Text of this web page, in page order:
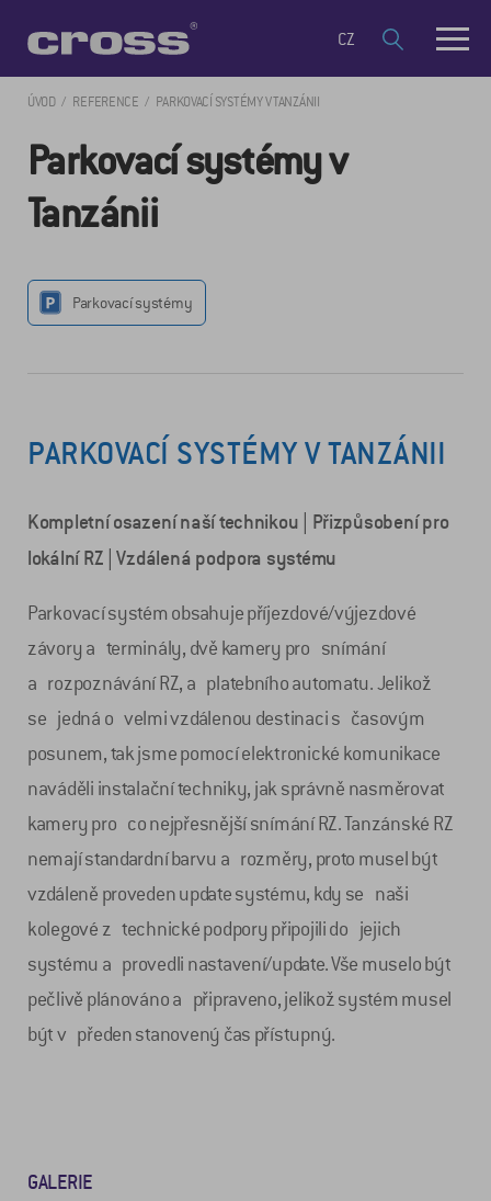
CZ
ÚVOD REFERENCE PARKOVACÍ SYSTÉMY V TANZÁNII
Parkovací systémy v
Tanzánii
Parkovací systémy
PARKOVACÍ SYSTÉMY V TANZÁNII
Kompletní osazení naší technikou | Přizpůsobení pro
lokální RZ | Vzdálená podpora systému
Parkovací systém obsahuje příjezdové/výjezdové
závory a terminály, dvě kamery pro snímání
a rozpoznávání RZ, a platebního automatu. Jelikož
se jedná o velmi vzdálenou destinaci s časovým
posunem, tak jsme pomocí elektronické komunikace
naváděli instalační techniky, jak správně nasměrovat
kamery pro co nejpřesnější snímání RZ. Tanzánské RZ
nemají standardní barvu a rozměry, proto musel být
vzdáleně proveden update systému, kdy se naši
kolegové z technické podpory připojili do jejich
systému a provedli nastavení/update. Vše muselo být
pečlivě plánováno a připraveno, jelikož systém musel
být v předen stanovený čas přístupný.
GALERIE